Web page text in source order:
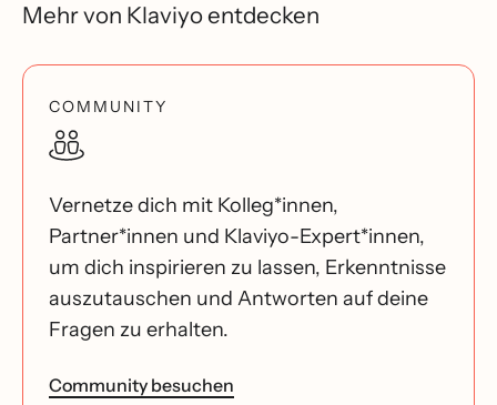
Mehr von Klaviyo entdecken
COMMUNITY
Vernetze dich mit Kolleg*innen,
Partner*innen und Klaviyo-Expert*innen,
um dich inspirieren zu lassen, Erkenntnisse
auszutauschen und Antworten auf deine
Fragen zu erhalten.
Community besuchen